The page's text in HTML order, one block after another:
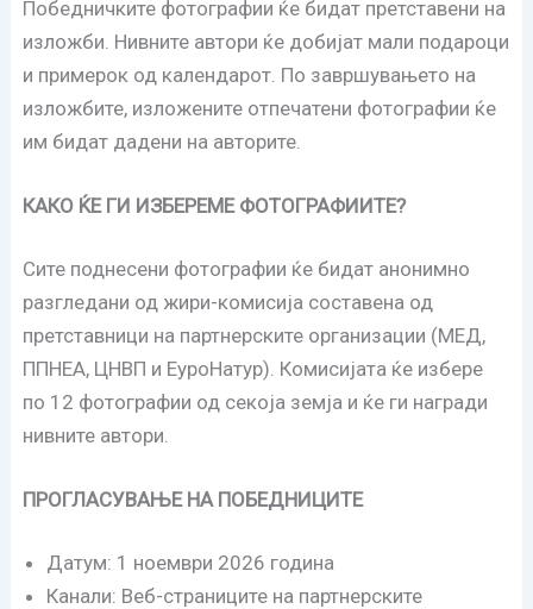
Победничките фотографии ќе бидат претставени на
изложби. Нивните автори ќе добијат мали подароци
и примерок од календарот. По завршувањето на
изложбите, изложените отпечатени фотографии ќе
им бидат дадени на авторите.
КАКО ЌЕ ГИ ИЗБЕРЕМЕ ФОТОГРАФИИТЕ?
Сите поднесени фотографии ќе бидат анонимно
разгледани од жири-комисија составена од
претставници на партнерските организации (МЕД,
ППНЕА, ЦНВП и ЕуроНатур). Комисијата ќе избере
по 12 фотографии од секоја земја и ќе ги награди
нивните автори.
ПРОГЛАСУВАЊЕ НА ПОБЕДНИЦИТЕ
Датум: 1 ноември 2026 година
Канали: Веб-страниците на партнерските